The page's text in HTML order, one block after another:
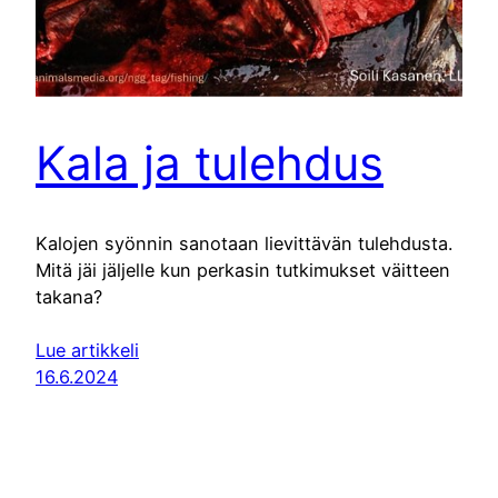
Kala ja tulehdus
Kalojen syönnin sanotaan lievittävän tulehdusta.
Mitä jäi jäljelle kun perkasin tutkimukset väitteen
takana?
Lue artikkeli
16.6.2024